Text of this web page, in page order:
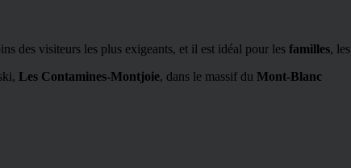
des visiteurs les plus exigeants, et il est idéal pour les familles, les
Les Contamines-Montjoie, dans le massif du Mont-Blanc